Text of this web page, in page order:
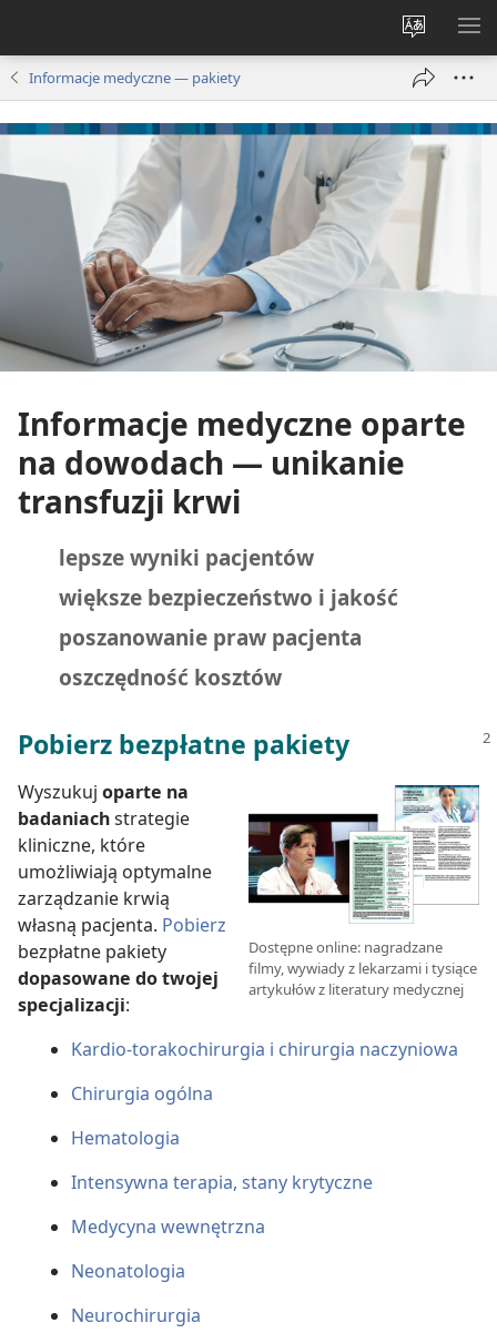
Wybór
języka
Informacje medyczne — pakiety
Informacje medyczne oparte
na dowodach — unikanie
transfuzji krwi
lepsze wyniki pacjentów
większe bezpieczeństwo i jakość
poszanowanie praw pacjenta
oszczędność kosztów
Pobierz bezpłatne pakiety
Dostępne online: nagradzane
filmy, wywiady z lekarzami i tysiące
artykułów z literatury medycznej
Wyszukuj oparte na
badaniachstrategie
kliniczne, które
umożliwiają optymalne
zarządzanie krwią
własną pacjenta. Pobierz
bezpłatne pakiety
dopasowane do twojej
specjalizacji:
Kardio-torakochirurgia i chirurgia naczyniowa
Chirurgia ogólna
Hematologia
Intensywna terapia, stany krytyczne
Medycyna wewnętrzna
Neonatologia
Neurochirurgia